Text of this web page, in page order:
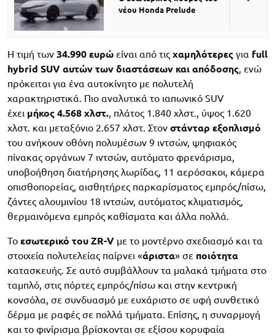
νέου Honda Prelude
Η τιμή των 34.990 ευρώ είναι από τις χαμηλότερες για full
hybrid SUV αυτών των διαστάσεων και απόδοσης, ενώ
πρόκειται για ένα αυτοκίνητο με πολυτελή
χαρακτηριστικά. Πιο αναλυτικά το ιαπωνικό SUV
έχει μήκος 4.568 χλστ., πλάτος 1.840 χλστ., ύψος 1.620
χλστ. και μεταξόνιο 2.657 χλστ. Στον στάνταρ εξοπλισμό
του ανήκουν οθόνη πολυμέσων 9 ιντσών, ψηφιακός
πίνακας οργάνων 7 ιντσών, αυτόματο φρενάρισμα,
υποβοήθηση διατήρησης λωρίδας, 11 αερόσακοι, κάμερα
οπισθοπορείας, αισθητήρες παρκαρίσματος εμπρός/πίσω,
ζάντες αλουμινίου 18 ιντσών, αυτόματος κλιματισμός,
θερμαινόμενα εμπρός καθίσματα και άλλα πολλά.
Το εσωτερικό του ZR-V με το μοντέρνο σχεδιασμό και τα
στοιχεία πολυτελείας παίρνει «άριστα» σε ποιότητα
κατασκευής. Σε αυτό συμβάλλουν τα μαλακά τμήματα στο
ταμπλό, στις πόρτες εμπρός/πίσω και στην κεντρική
κονσόλα, σε συνδυασμό με ευχάριστο σε υφή συνθετικό
δέρμα με ραφές σε πολλά τμήματα. Επίσης, η συναρμογή
και το φινίρισμα βρίσκονται σε εξίσου κορυφαία